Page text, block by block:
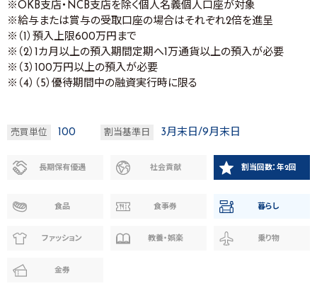
※OKB支店・NCB支店を除く個人名義個人口座が対象
※給与または賞与の受取口座の場合はそれぞれ2倍を進呈
※（1）預入上限600万円まで
※（2）1カ月以上の預入期間定期へ1万通貨以上の預入が必要
※（3）100万円以上の預入が必要
※（4）（5）優待期間中の融資実行時に限る
売買単位 100 割当基準日 3月末日/9月末日
長期保有優遇 社会貢献 割当回数：年2回
食品 食事券 暮らし
ファッション 教養・娯楽 乗り物
金券